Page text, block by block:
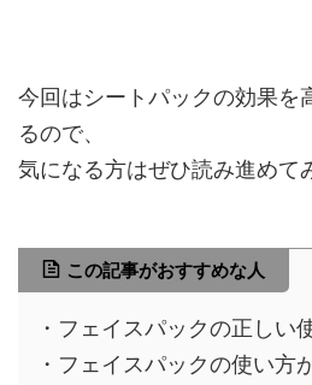
今回はシートパックの効果を
るので、
気になる方はぜひ読み進めて
この記事がおすすめな人
・フェイスパックの正しい
・フェイスパックの使い方